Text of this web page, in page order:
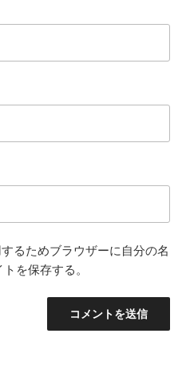
るためブラウザーに自分の名
を保存する。